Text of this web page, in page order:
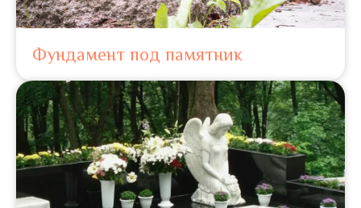
Фундамент под памятник